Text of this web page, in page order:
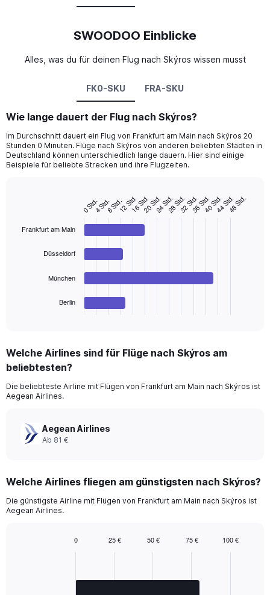
SWOODOO Einblicke
Alles, was du für deinen Flug nach Skýros wissen musst
FK0-SKU FRA-SKU
Wie lange dauert der Flug nach Skýros?
Im Durchschnitt dauert ein Flug von Frankfurt am Main nach Skýros 20
Stunden 0 Minuten. Flüge nach Skýros von anderen beliebten Städten in
Deutschland können unterschiedlich lange dauern. Hier sind einige
Beispiele für beliebte Strecken und ihre Flugzeiten.
Range:
4
The
chart
axis
Range:
to
2880.
Frankfurt am Main
Düsseldorf
München
Berlin
0 Std. 12 Std. 24 Std. 36 Std.
4 Std.8 Std. 16 Std.20 Std.28 Std.32 Std.40 Std.44 Std.48 Std.
Welche Airlines sind für Flüge nach Skýros am
beliebtesten?
Die beliebteste Airline mit Flügen von Frankfurt am Main nach Skýros ist
Aegean Airlines.
Aegean Airlines
Ab 81 €
Welche Airlines fliegen am günstigsten nach Skýros?
Die günstigste Airline mit Flügen von Frankfurt am Main nach Skýros ist
Aegean Airlines.
0 100 €
25 € 50 € 75 €